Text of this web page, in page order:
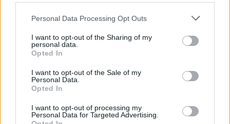
Personal Data Processing Opt Outs
I want to opt-out of the Sharing of my
personal data.
Opted In
I want to opt-out of the Sale of my
Personal Data.
Opted In
I want to opt-out of processing my
Personal Data for Targeted Advertising.
Esim for Global
Esim for USA | Esim for Italy Esim for Spain|
for Turkey|Esim for Germany|Esim for Greece|